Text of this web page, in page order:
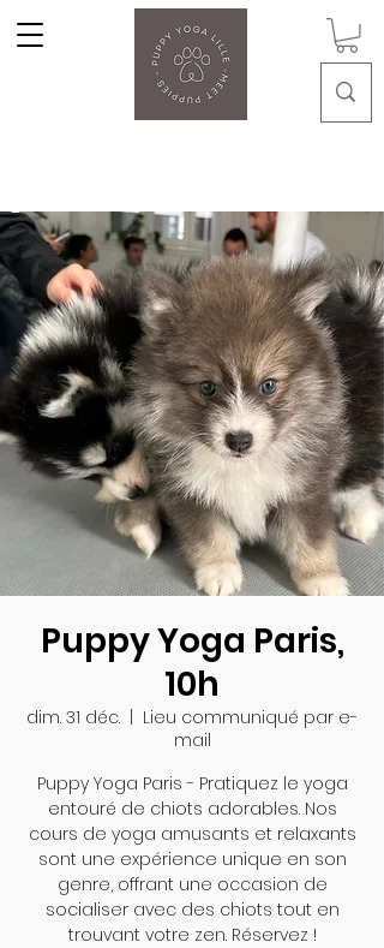
Puppy Yoga Paris,
10h
dim. 31 déc.
  |
Lieu communiqué par e-
mail
Puppy Yoga Paris - Pratiquez le yoga
entouré de chiots adorables. Nos
cours de yoga amusants et relaxants
sont une expérience unique en son
genre, offrant une occasion de
socialiser avec des chiots tout en
trouvant votre zen. Réservez !